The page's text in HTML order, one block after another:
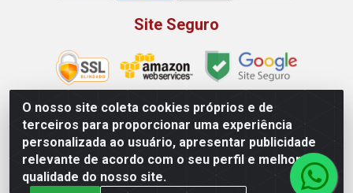
O nosso site coleta cookies próprios e de
terceiros para proporcionar uma experiência
personalizada ao usuário, apresentar publicidade
relevante de acordo com o seu perfil e melhorar a
qualidade do nosso site.
Site Seguro
Rio Vermelho Distribuição de Alimentos LTDA - Rodovia BR,
153, KM 52 N 00 QD 00 LT 16 - Bairro Jardim Eldorado,
Anápolis/GO - CEP 75.045-190 - CNPJ 10.912.900/0002-40